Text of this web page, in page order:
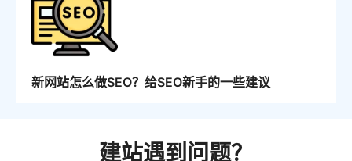
新网站怎么做SEO？给SEO新手的一些建议
建站遇到问题？